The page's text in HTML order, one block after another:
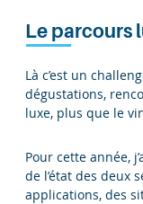
Le parcours
Là c’est un
dégustations,
luxe, plus que le
Pour cette année,
de l’état des deux
applications, des